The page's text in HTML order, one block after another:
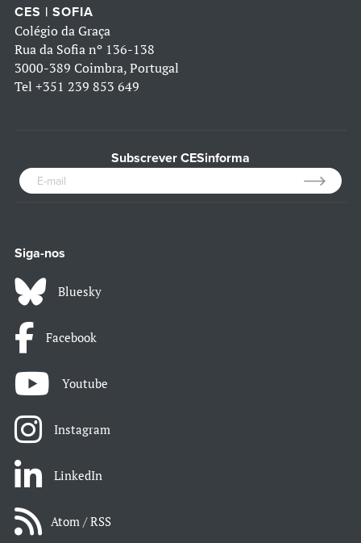
CES | SOFIA
Colégio da Graça
Rua da Sofia nº 136-138
3000-389 Coimbra, Portugal
Tel +351 239 853 649
Subscrever CESinforma
Siga-nos
Bluesky
Facebook
Youtube
Instagram
LinkedIn
Atom / RSS